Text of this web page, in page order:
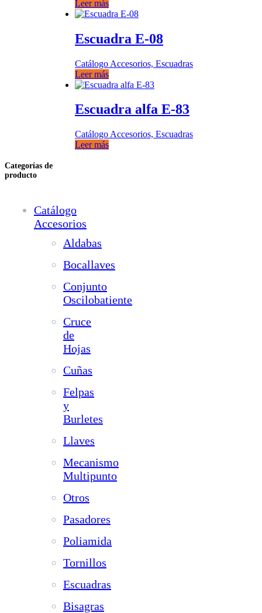
Leer más
Escuadra E-08
Catálogo Accesorios, Escuadras
Leer más
Escuadra alfa E-83
Catálogo Accesorios, Escuadras
Leer más
Categorías de
producto
Catálogo
Accesorios
Aldabas
Bocallaves
Conjunto
Oscilobatiente
Cruce
de
Hojas
Cuñas
Felpas
y
Burletes
Llaves
Mecanismo
Multipunto
Otros
Pasadores
Poliamida
Tornillos
Escuadras
Bisagras